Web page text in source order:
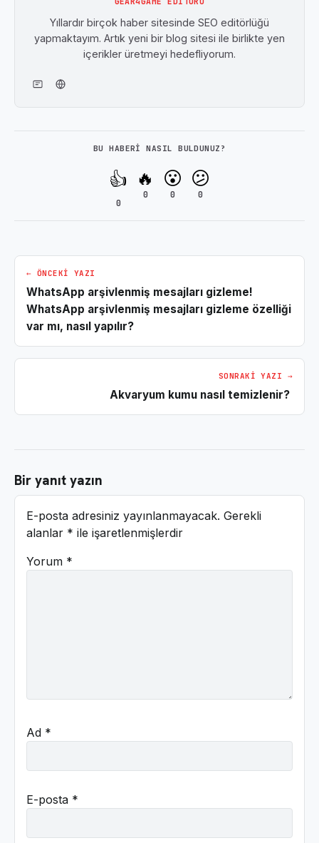
Yıllardır birçok haber sitesinde SEO editörlüğü
yapmaktayım. Artık yeni bir blog sitesi ile birlikte yen
içerikler üretmeyi hedefliyorum.
BU HABERI NASIL BULDUNUZ?
👍
0
🔥
0
😮
0
😕
0
← ÖNCEKI YAZI
WhatsApp arşivlenmiş mesajları gizleme!
WhatsApp arşivlenmiş mesajları gizleme özelliği
var mı, nasıl yapılır?
SONRAKI YAZI →
Akvaryum kumu nasıl temizlenir?
Bir yanıt yazın
E-posta adresiniz yayınlanmayacak. Gerekli
alanlar * ile işaretlenmişlerdir
Yorum *
Ad *
E-posta *